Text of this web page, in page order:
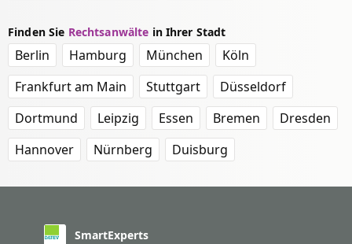
Finden Sie Rechtsanwälte in Ihrer Stadt
Berlin Hamburg München
Köln
Frankfurt am Main
Stuttgart
Düsseldorf
Dortmund
Leipzig Essen Bremen
Dresden
Hannover
Nürnberg Duisburg
SmartExperts